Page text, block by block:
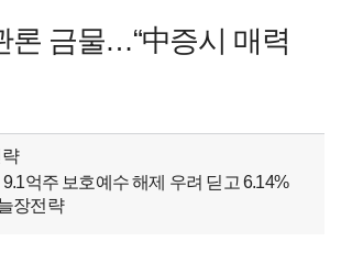
론 금물…“中증시 매력
억주 보호예수 해제 우려 딛고 6.14%
장전략